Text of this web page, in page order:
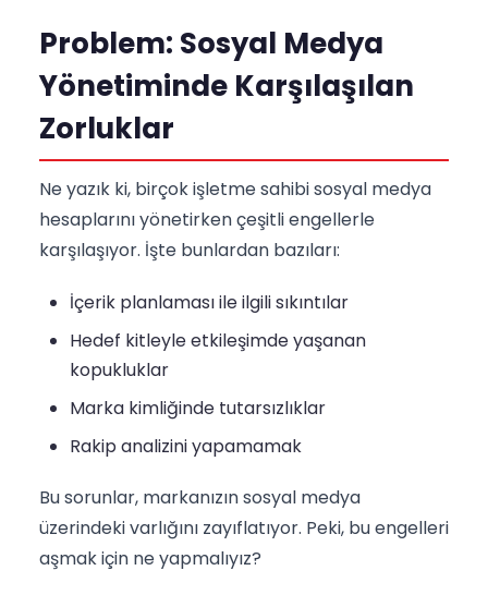
Problem: Sosyal Medya
Yönetiminde Karşılaşılan
Zorluklar
Ne yazık ki, birçok işletme sahibi sosyal medya
hesaplarını yönetirken çeşitli engellerle
karşılaşıyor. İşte bunlardan bazıları:
İçerik planlaması ile ilgili sıkıntılar
Hedef kitleyle etkileşimde yaşanan
kopukluklar
Marka kimliğinde tutarsızlıklar
Rakip analizini yapamamak
Bu sorunlar, markanızın sosyal medya
üzerindeki varlığını zayıflatıyor. Peki, bu engelleri
aşmak için ne yapmalıyız?